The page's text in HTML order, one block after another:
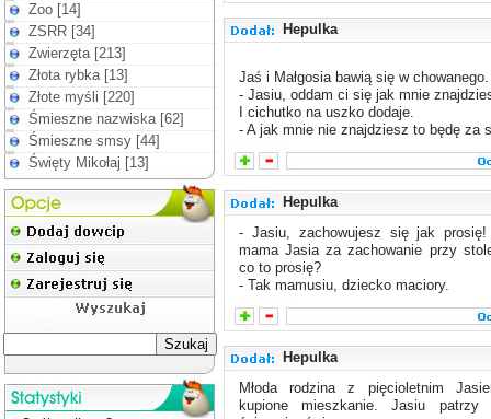
Zoo [14]
ZSRR [34]
Zwierzęta [213]
Złota rybka [13]
Złote myśli [220]
Śmieszne nazwiska [62]
Śmieszne smsy [44]
Święty Mikołaj [13]
Hepulka
Jaś i Małgosia bawią się w chowanego.
- Jasiu, oddam ci się jak mnie
I cichutko na uszko dodaje.
- A jak mnie nie znajdziesz to będę za
Hepulka
- Jasiu, zachowujesz się jak
mama Jasia za zachowanie przy
co to prosię?
- Tak mamusiu, dziecko maciory.
Hepulka
Młoda rodzina z pięcioletnim
kupione mieszkanie. Jasiu patrzy